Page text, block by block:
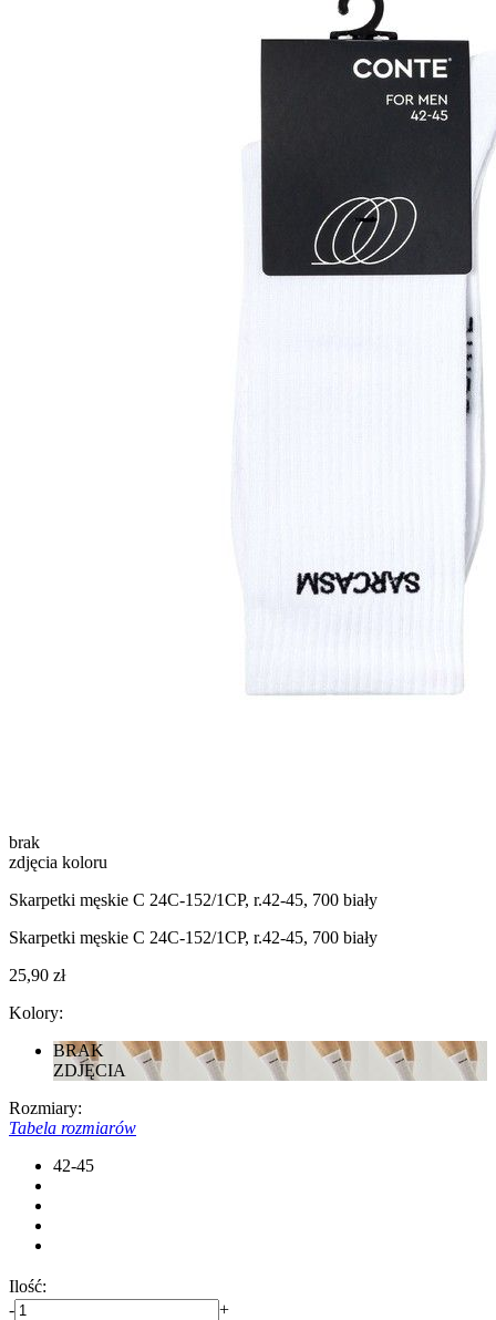
brak
zdjęcia koloru
Skarpetki męskie C 24С-152/1СP, r.42-45, 700 biały
Skarpetki męskie C 24С-152/1СP, r.42-45, 700 biały
25,90 zł
Kolory:
BRAK
ZDJĘCIA
Rozmiary:
Tabela rozmiarów
42-45
Ilość:
-
+